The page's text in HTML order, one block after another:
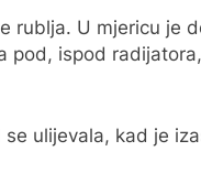
rublja. U mjericu je
pod, ispod
ulijevala, kad je